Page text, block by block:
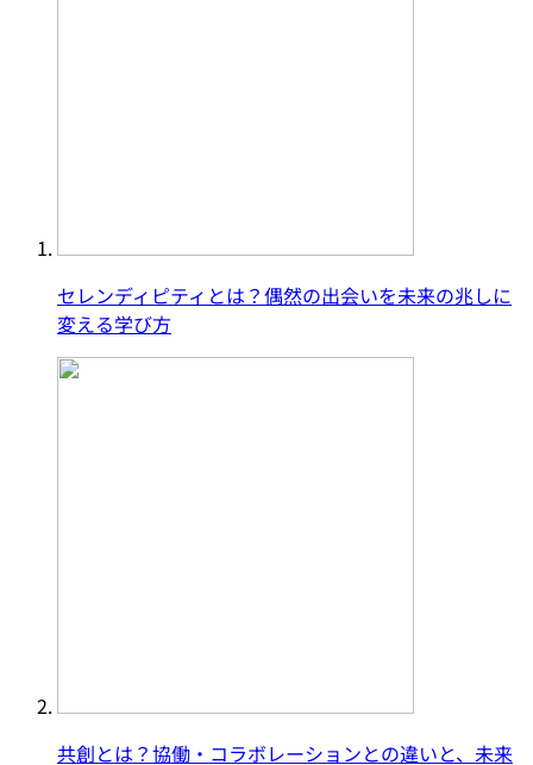
セレンディピティとは？偶然の出会いを未来の兆しに
変える学び方
共創とは？協働・コラボレーションとの違いと、未来